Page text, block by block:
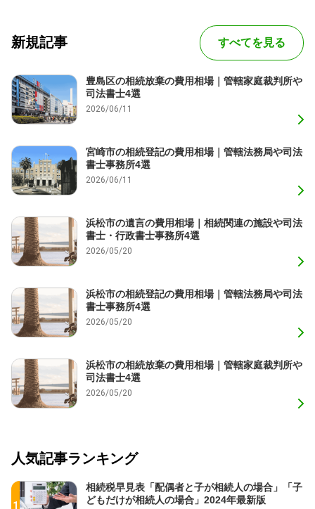
新規記事 すべてを見る
豊島区の相続放棄の費用相場｜管轄家庭裁判所や
司法書士4選
2026/06/11
宮崎市の相続登記の費用相場｜管轄法務局や司法
書士事務所4選
2026/06/11
浜松市の遺言の費用相場｜相続関連の施設や司法
書士・行政書士事務所4選
2026/05/20
浜松市の相続登記の費用相場｜管轄法務局や司法
書士事務所4選
2026/05/20
浜松市の相続放棄の費用相場｜管轄家庭裁判所や
司法書士4選
2026/05/20
人気記事ランキング
相続税早見表「配偶者と子が相続人の場合」「子
どもだけが相続人の場合」2024年最新版